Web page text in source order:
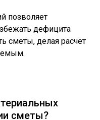
позволяет
дефицита
сметы, делая расчет
сметы?